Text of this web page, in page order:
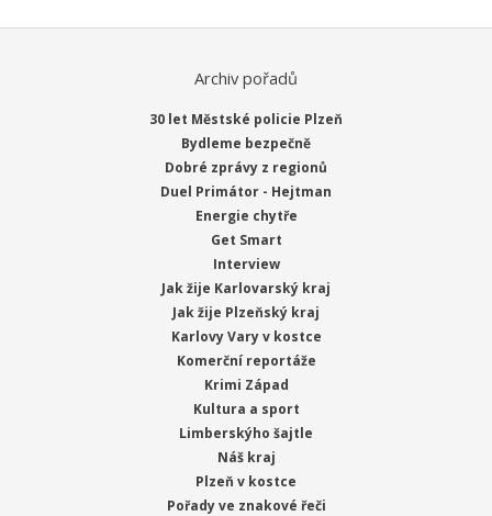
Archiv pořadů
30 let Městské policie Plzeň
Bydleme bezpečně
Dobré zprávy z regionů
Duel Primátor - Hejtman
Energie chytře
Get Smart
Interview
Jak žije Karlovarský kraj
Jak žije Plzeňský kraj
Karlovy Vary v kostce
Komerční reportáže
Krimi Západ
Kultura a sport
Limberskýho šajtle
Náš kraj
Plzeň v kostce
Pořady ve znakové řeči